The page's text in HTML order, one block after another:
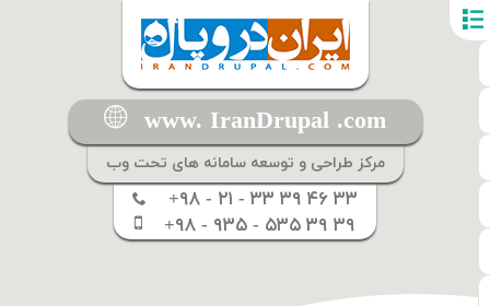
www. IranDrupal .com
مرکز طراحی و توسعه سامانه های تحت وب
+۹۸ - ۲۱ - ۳۳ ۳۹ ۴۶ ۳۳
+۹۸ - ۹۳۵ - ۵۳۵ ۳۹ ۳۹